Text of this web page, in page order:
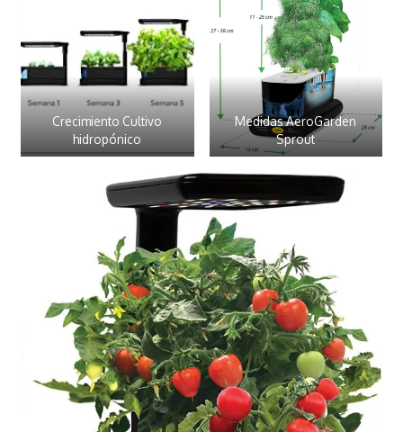
Crecimiento Cultivo
hidropónico
Medidas AeroGarden
Sprout